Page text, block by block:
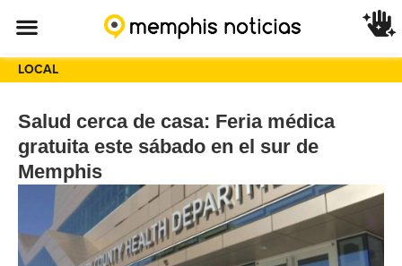
LOCAL
Salud cerca de casa: Feria médica
gratuita este sábado en el sur de
Memphis